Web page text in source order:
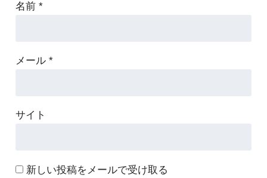
名前 *
メール *
サイト
新しい投稿をメールで受け取る